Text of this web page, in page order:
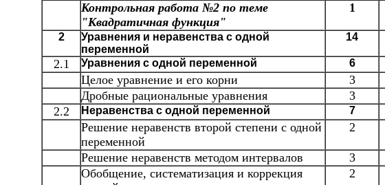
Контрольная работа №2 по теме
"Квадратичная функция"
1
2
Уравнения и неравенства с одной
переменной
14
2.1 Уравнения с одной переменной 6
Целое уравнение и его корни
3
Дробные рациональные уравнения
3
2.2
Неравенства с одной переменной 7
Решение неравенств второй степени с одной
переменной
2
Решение неравенств методом интервалов
3
Обобщение, систематизация и коррекция
2